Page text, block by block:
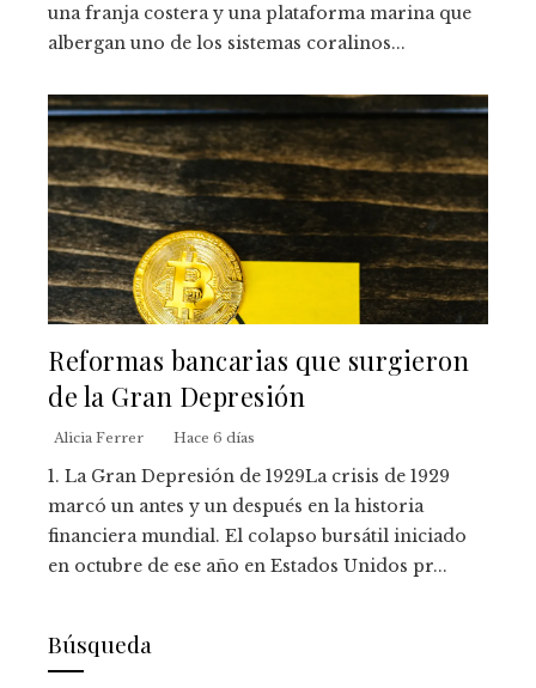
una franja costera y una plataforma marina que
albergan uno de los sistemas coralinos...
Reformas bancarias que surgieron
de la Gran Depresión
Alicia Ferrer Hace 6 días
1. La Gran Depresión de 1929La crisis de 1929
marcó un antes y un después en la historia
financiera mundial. El colapso bursátil iniciado
en octubre de ese año en Estados Unidos pr...
Búsqueda